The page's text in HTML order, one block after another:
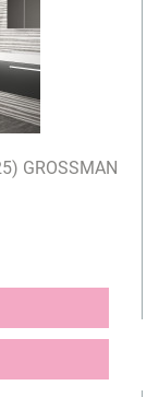
GROSSMAN